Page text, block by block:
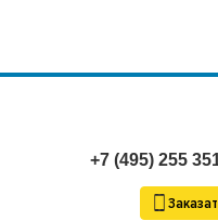
+7 (495) 255